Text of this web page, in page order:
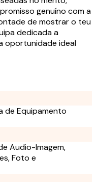
genuíno com a
de mostrar o teu
dedicada a
oportunidade ideal
de Equipamento
Audio-Imagem,
Foto e